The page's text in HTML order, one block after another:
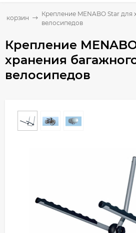
корзин
Крепление MENABO Star для
велосипедов
Крепление
хранения
велосипедов